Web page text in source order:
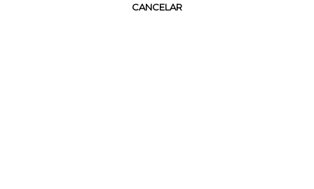
CANCELAR